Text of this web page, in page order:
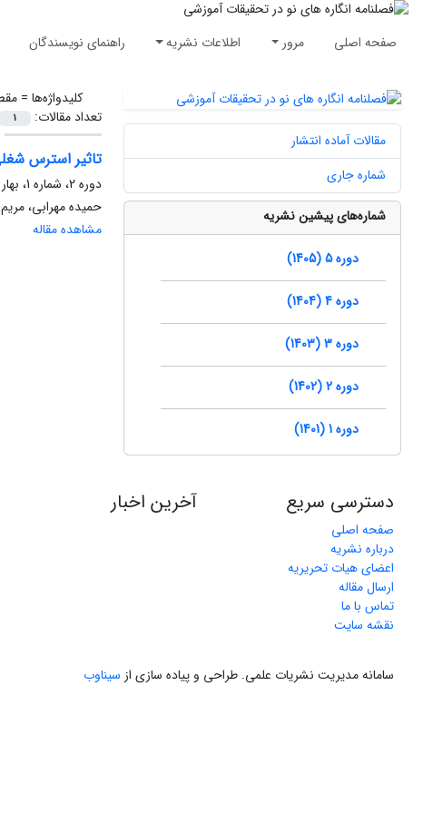
صفحه اصلی مرور اطلاعات نشریه راهنمای نویسندگان
کلیدواژه‌ها =
تعداد مقالات:
1
تاثیر استرس
دوره 2، شماره 1، بهار 1402، صفحه
حمیده مهرابی،
مشاهده مقاله
مقالات آماده انتشار
شماره جاری
شماره‌های پیشین نشریه
دوره 5 (1405)
دوره 4 (1404)
دوره 3 (1403)
دوره 2 (1402)
دوره 1 (1401)
دسترسی سریع
صفحه اصلی
درباره نشریه
اعضای هیات تحریریه
ارسال مقاله
تماس با ما
نقشه سایت
آخرین اخبار
سامانه مدیریت نشریات علمی. طراحی و پیاده سازی از سیناوب